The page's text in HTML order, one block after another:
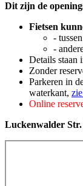
Dit zijn de
Fietsen
-
-
Details staan
Zonder
Parkeren in
waterkant,
Online
Luckenwalder